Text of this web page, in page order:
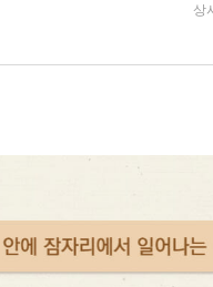
상